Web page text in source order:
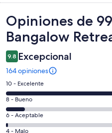
Opiniones
Opiniones de
Bangalow
9.8 Excepcional
164 opiniones
Puntuación
de
10,
es
decir,
10 - Excelente
Puntuación
de
8,
8 - Bueno
Puntuación
de
6 - Aceptable
4 - Malo